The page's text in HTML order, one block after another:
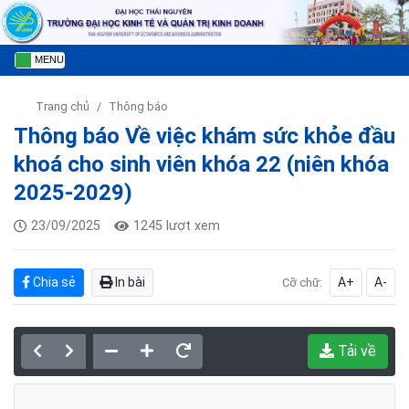
MENU
Trang chủ Thông báo
Thông báo Về việc khám sức khỏe đầu
khoá cho sinh viên khóa 22 (niên khóa
2025-2029)
23/09/2025 1245 lượt xem
Chia sẻ In bài Cỡ chữ: A+ A-
Tải về